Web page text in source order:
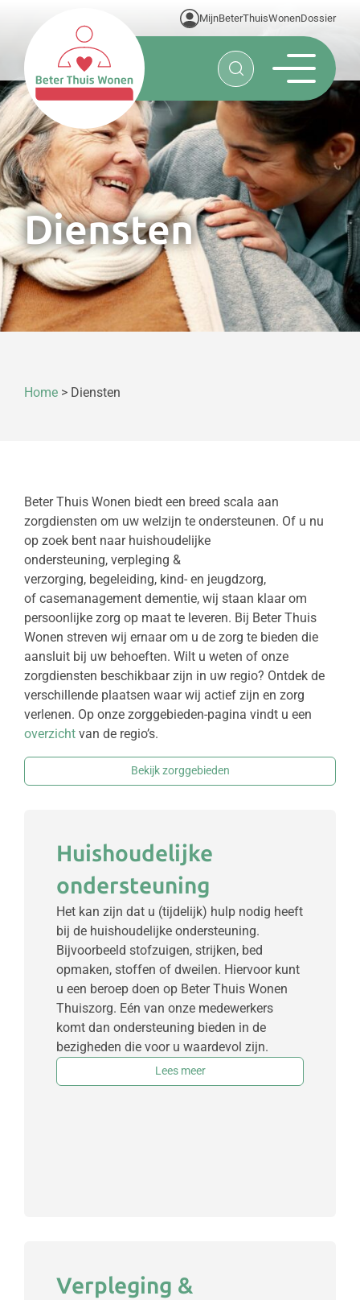
MijnBeterThuisWonenDossier
Diensten
Home > Diensten
Beter Thuis Wonen biedt een breed scala aan
zorgdiensten om uw welzijn te ondersteunen. Of u nu
op zoek bent naar huishoudelijke
ondersteuning, verpleging &
verzorging, begeleiding, kind- en jeugdzorg,
of casemanagement dementie, wij staan klaar om
persoonlijke zorg op maat te leveren. Bij Beter Thuis
Wonen streven wij ernaar om u de zorg te bieden die
aansluit bij uw behoeften. Wilt u weten of onze
zorgdiensten beschikbaar zijn in uw regio? Ontdek de
verschillende plaatsen waar wij actief zijn en zorg
verlenen. Op onze zorggebieden-pagina vindt u een
overzicht van de regio’s.
Bekijk zorggebieden
Huishoudelijke
ondersteuning
Het kan zijn dat u (tijdelijk) hulp nodig heeft
bij de huishoudelijke ondersteuning.
Bijvoorbeeld stofzuigen, strijken, bed
opmaken, stoffen of dweilen. Hiervoor kunt
u een beroep doen op Beter Thuis Wonen
Thuiszorg. Eén van onze medewerkers
komt dan ondersteuning bieden in de
bezigheden die voor u waardevol zijn.
Lees meer
Verpleging &